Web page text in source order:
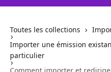
Toutes les collections
Importer une émission
particulier